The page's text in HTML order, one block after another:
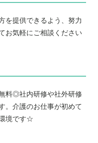
を提供できるよう、努力
お気軽にご相談ください
料◎社内研修や社外研修
。介護のお仕事が初めて
境です☆